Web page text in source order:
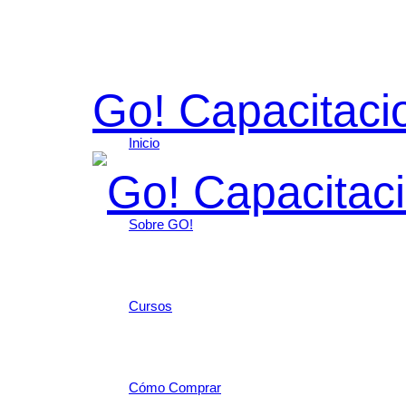
Go!
Inicio
Sobre GO!
Cursos
Cómo Comprar